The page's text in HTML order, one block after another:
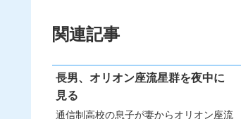
関連記事
長男、オリオン座流星群を夜中に
見る
通信制高校の息子が妻からオリオン座流